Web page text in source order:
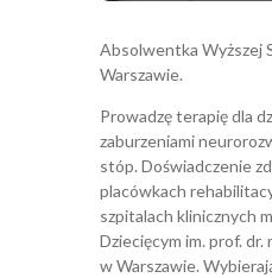
Absolwentka Wyższej
Warszawie.
Prowadzę terapię dla
zaburzeniami
stóp. Doświadczenie
placówkach
szpitalach klinicznych
Dziecięcym im. prof. dr.
w Warszawie.